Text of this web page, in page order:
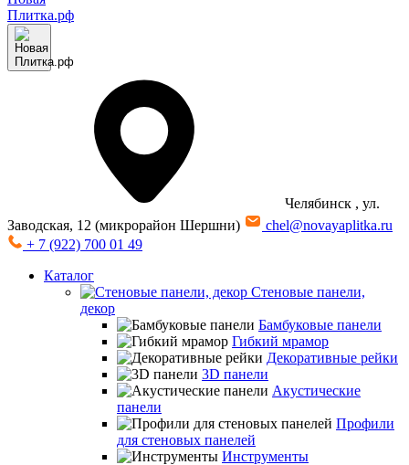
Челябинск , ул.
Заводская, 12 (микрорайон Шершни)
chel@novayaplitka.ru
+ 7 (922) 700 01 49
Каталог
Стеновые панели,
декор
Бамбуковые панели
Гибкий мрамор
Декоративные рейки
3D панели
Акустические
панели
Профили
для стеновых панелей
Инструменты